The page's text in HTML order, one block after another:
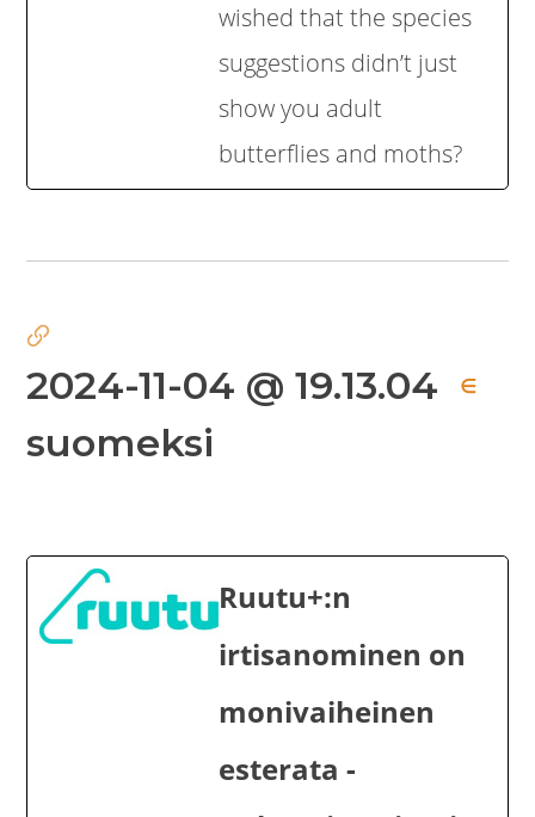
wished that the species
suggestions didn’t just
show you adult
butterflies and moths?
2024-11-04 @ 19.13.04 ∈
suomeksi
Ruutu+:n
irtisanominen on
monivaiheinen
esterata -